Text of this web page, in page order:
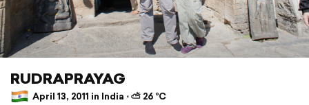
RUDRAPRAYAG
April 13, 2011 in India ⋅ ⛅ 26 °C